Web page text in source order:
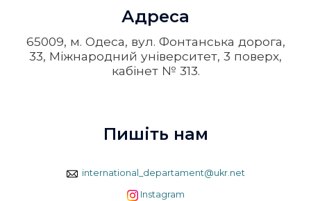
Адреса
65009, м. Одеса, вул. Фонтанська дорога,
33, Міжнародний університет, 3 поверх,
кабінет № 313.
Пишіть нам
international_departament@ukr.net
Instagram